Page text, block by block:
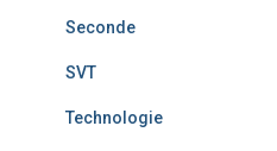
Seconde
SVT
Technologie